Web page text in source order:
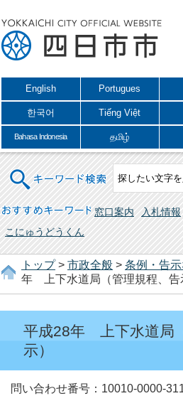
English Portugues
한국어 Tiếng Việt
Bahasa Indonesia தமிழ்
キーワード検索
おすすめキーワード 窓口案内 入札情報
こにゅうどうくん
トップ> 市政全般 > 条例・告
年 上下水道局（管理規程、告
平成28年 上下水道局
示）
問い合わせ番号：10010-0000-